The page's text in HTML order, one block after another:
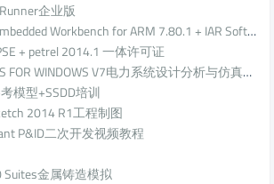
企业版
Workbench for ARM 7.80.1 + IAR Software Pack 2017-01-27
+ petrel 2014.1 一体许可证
FOR WINDOWS V7电力系统设计分析与仿真计算
模型+SSDD培训
2014 R1工程制图
P&ID二次开发视频教程
Suites金属铸造模拟